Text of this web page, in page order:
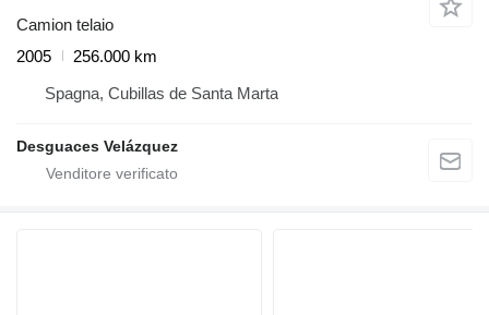
Camion telaio
2005
256.000 km
Spagna, Cubillas de Santa Marta
Desguaces Velázquez